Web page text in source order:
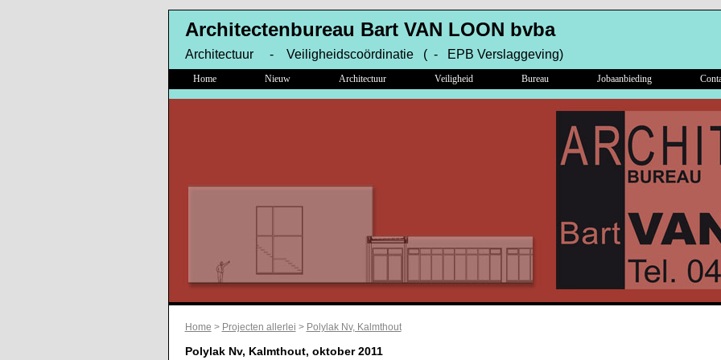
Architectenbureau Bart VAN LOON bvba
Architectuur - Veiligheidscoördinatie ( - EPB Verslaggeving)
Home Nieuw Architectuur Veiligheid Bureau Jobaanbieding
Home > Projecten allerlei > Polylak Nv, Kalmthout
Polylak Nv, Kalmthout, oktober 2011